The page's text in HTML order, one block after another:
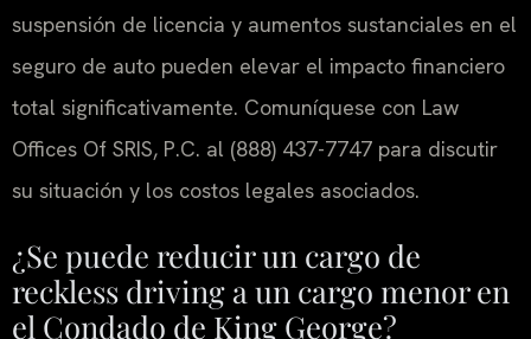
suspensión de licencia y aumentos sustanciales en el
seguro de auto pueden elevar el impacto financiero
total significativamente. Comuníquese con Law
Offices Of SRIS, P.C. al (888) 437-7747 para discutir
su situación y los costos legales asociados.
¿Se puede reducir un cargo de
reckless driving a un cargo menor en
el Condado de King George?